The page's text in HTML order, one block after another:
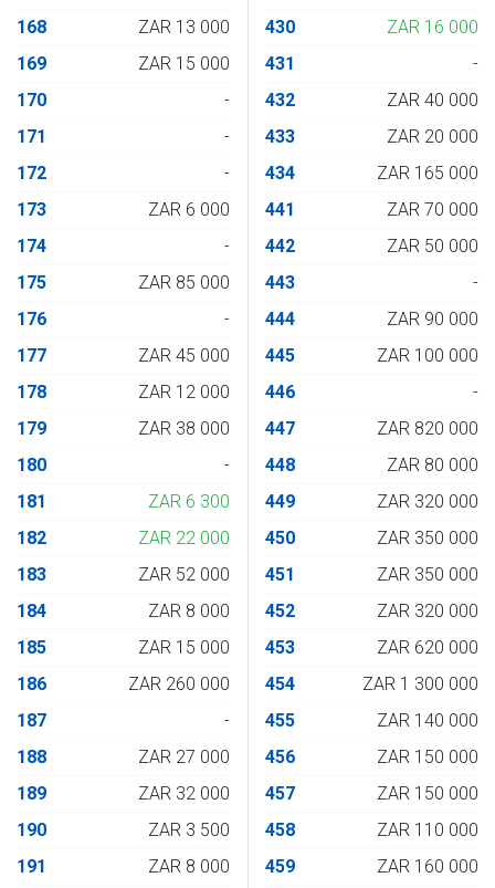
168
ZAR 13 000
169
ZAR 15 000
170
-
171
-
172
-
173
ZAR 6 000
174
-
175
ZAR 85 000
176
-
177
ZAR 45 000
178
ZAR 12 000
179
ZAR 38 000
180
-
181
ZAR 6 300
182
ZAR 22 000
183
ZAR 52 000
184
ZAR 8 000
185
ZAR 15 000
186
ZAR 260 000
187
-
188
ZAR 27 000
189
ZAR 32 000
190
ZAR 3 500
191
ZAR 8 000
430
ZAR 16 000
431
-
432
ZAR 40 000
433
ZAR 20 000
434
ZAR 165 000
441
ZAR 70 000
442
ZAR 50 000
443
-
444
ZAR 90 000
445
ZAR 100 000
446
-
447
ZAR 820 000
448
ZAR 80 000
449
ZAR 320 000
450
ZAR 350 000
451
ZAR 350 000
452
ZAR 320 000
453
ZAR 620 000
454
ZAR 1 300 000
455
ZAR 140 000
456
ZAR 150 000
457
ZAR 150 000
458
ZAR 110 000
459
ZAR 160 000